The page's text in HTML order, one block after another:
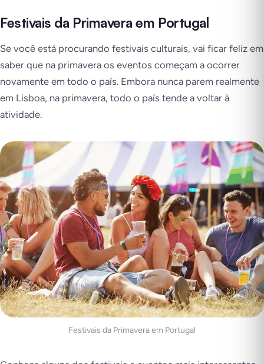
Festivais da Primavera em Portugal
Se você está procurando festivais culturais, vai ficar feliz em
saber que na primavera os eventos começam a ocorrer
novamente em todo o país. Embora nunca parem realmente
em Lisboa, na primavera, todo o país tende a voltar à
atividade.
Festivais da Primavera em Portugal